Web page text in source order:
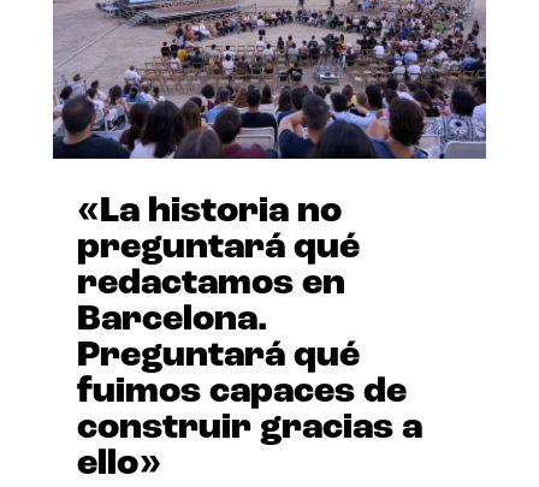
«La historia no
preguntará qué
redactamos en
Barcelona.
Preguntará qué
fuimos capaces de
construir gracias a
ello»